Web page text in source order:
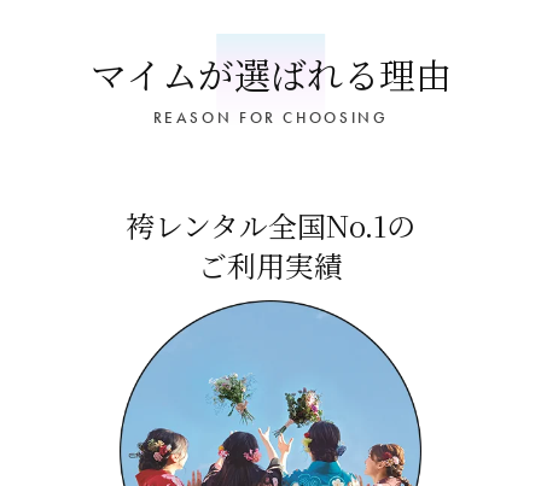
マイムが選ばれる理由
REASON FOR CHOOSING
袴レンタル全国No.1の
ご利用実績